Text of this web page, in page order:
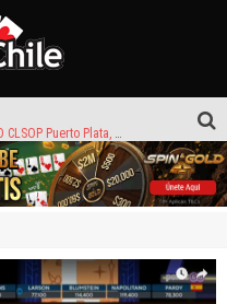
Carlos Faúndez aceleró hasta la victoria en el Turbo de Dreams Temuco
Reef Poker: la próxima plataforma de póker que puede llevar tu voz
La generación dorada de 2011: el año en que Chile conquistó el póker internacional